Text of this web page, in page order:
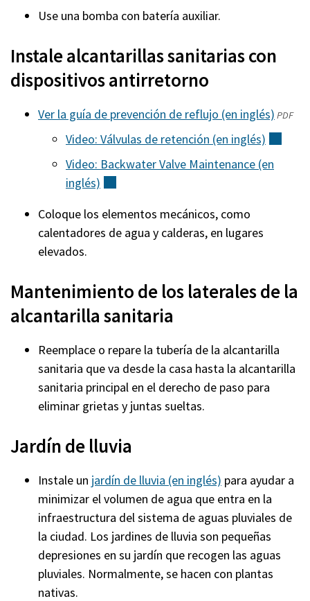
Use una bomba con batería auxiliar.
Instale alcantarillas sanitarias con
dispositivos antirretorno
Ver la guía de prevención de reflujo (en inglés)(abre
en
PDF
Video: Válvulas de retención (en inglés)
Video: Backwater Valve Maintenance (en
inglés)
Coloque los elementos mecánicos, como
calentadores de agua y calderas, en lugares
elevados.
Mantenimiento de los laterales de la
alcantarilla sanitaria
Reemplace o repare la tubería de la alcantarilla
sanitaria que va desde la casa hasta la alcantarilla
sanitaria principal en el derecho de paso para
eliminar grietas y juntas sueltas.
Jardín de lluvia
Instale un jardín de lluvia (en inglés) para ayudar a
minimizar el volumen de agua que entra en la
infraestructura del sistema de aguas pluviales de
la ciudad. Los jardines de lluvia son pequeñas
depresiones en su jardín que recogen las aguas
pluviales. Normalmente, se hacen con plantas
nativas.